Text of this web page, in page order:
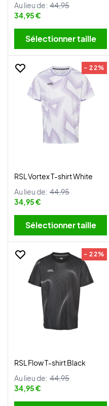
Au lieu de: 44,95
34,95 €
Sélectionner taille
- 22%
RSL Vortex T-shirt White
Au lieu de: 44,95
34,95 €
Sélectionner taille
- 22%
RSL Flow T-shirt Black
Au lieu de: 44,95
34,95 €